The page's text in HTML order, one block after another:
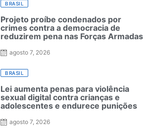
BRASIL
Projeto proíbe condenados por
crimes contra a democracia de
reduzirem pena nas Forças Armadas
agosto 7, 2026
BRASIL
Lei aumenta penas para violência
sexual digital contra crianças e
adolescentes e endurece punições
agosto 7, 2026